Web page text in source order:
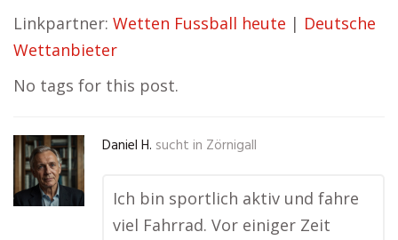
Linkpartner: Wetten Fussball heute | Deutsche
Wettanbieter
No tags for this post.
Daniel H. sucht in Zörnigall
Ich bin sportlich aktiv und fahre
viel Fahrrad. Vor einiger Zeit